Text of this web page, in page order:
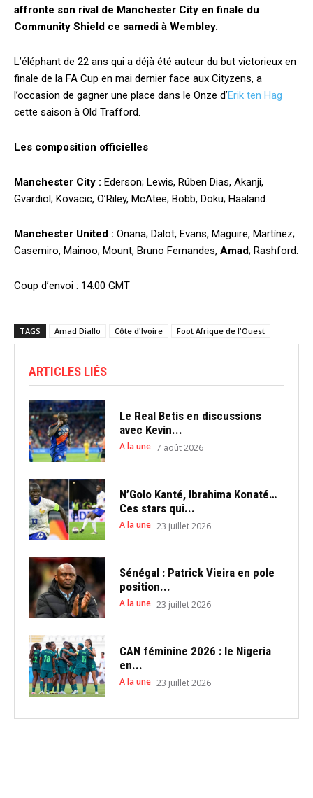
affronte son rival de Manchester City en finale du
Community Shield ce samedi à Wembley.
L’éléphant de 22 ans qui a déjà été auteur du but victorieux en
finale de la FA Cup en mai dernier face aux Cityzens, a
l’occasion de gagner une place dans le Onze d’Erik ten Hag
cette saison à Old Trafford.
Les composition officielles
Manchester City : Ederson; Lewis, Rúben Dias, Akanji,
Gvardiol; Kovacic, O’Riley, McAtee; Bobb, Doku; Haaland.
Manchester United : Onana; Dalot, Evans, Maguire, Martínez;
Casemiro, Mainoo; Mount, Bruno Fernandes, Amad; Rashford.
Coup d’envoi : 14:00 GMT
TAGS Amad Diallo Côte d'Ivoire Foot Afrique de l'Ouest
ARTICLES LIÉS
Le Real Betis en discussions
avec Kevin...
A la une 7 août 2026
N’Golo Kanté, Ibrahima Konaté…
Ces stars qui...
A la une 23 juillet 2026
Sénégal : Patrick Vieira en pole
position...
A la une 23 juillet 2026
CAN féminine 2026 : le Nigeria
en...
A la une 23 juillet 2026